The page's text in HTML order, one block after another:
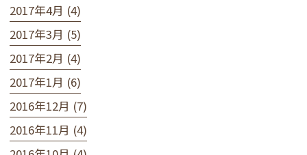
2017年4月 (4)
2017年3月 (5)
2017年2月 (4)
2017年1月 (6)
2016年12月 (7)
2016年11月 (4)